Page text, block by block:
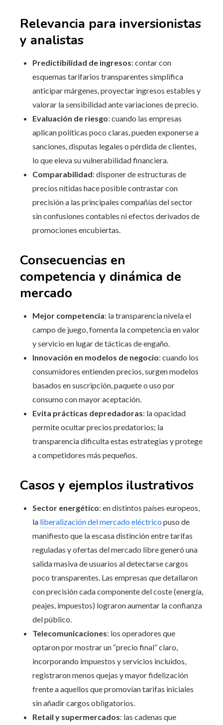
Relevancia para inversionistas
y analistas
Predictibilidad de ingresos: contar con
esquemas tarifarios transparentes simplifica
anticipar márgenes, proyectar ingresos estables y
valorar la sensibilidad ante variaciones de precio.
Evaluación de riesgo: cuando las empresas
aplican políticas poco claras, pueden exponerse a
sanciones, disputas legales o pérdida de clientes,
lo que eleva su vulnerabilidad financiera.
Comparabilidad: disponer de estructuras de
precios nítidas hace posible contrastar con
precisión a las principales compañías del sector
sin confusiones contables ni efectos derivados de
promociones encubiertas.
Consecuencias en
competencia y dinámica de
mercado
Mejor competencia: la transparencia nivela el
campo de juego, fomenta la competencia en valor
y servicio en lugar de tácticas de engaño.
Innovación en modelos de negocio: cuando los
consumidores entienden precios, surgen modelos
basados en suscripción, paquete o uso por
consumo con mayor aceptación.
Evita prácticas depredadoras: la opacidad
permite ocultar precios predatorios; la
transparencia dificulta estas estrategias y protege
a competidores más pequeños.
Casos y ejemplos ilustrativos
Sector energético: en distintos países europeos,
la liberalización del mercado eléctrico puso de
manifiesto que la escasa distinción entre tarifas
reguladas y ofertas del mercado libre generó una
salida masiva de usuarios al detectarse cargos
poco transparentes. Las empresas que detallaron
con precisión cada componente del coste (energía,
peajes, impuestos) lograron aumentar la confianza
del público.
Telecomunicaciones: los operadores que
optaron por mostrar un “precio final” claro,
incorporando impuestos y servicios incluidos,
registraron menos quejas y mayor fidelización
frente a aquellos que promovían tarifas iniciales
sin añadir cargos obligatorios.
Retail y supermercados: las cadenas que